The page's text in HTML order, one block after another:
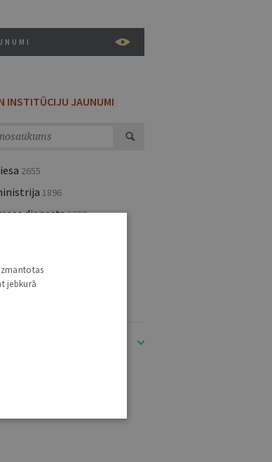
INSTITŪCIJU JAUNUMI
2655
1896
dienests1629
jebkurā